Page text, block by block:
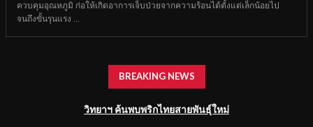
ควบคุมอุณหภูมิ ก่อให้เกิดอาการเจ็บป่วยจากความร้อนได้ตั้งแต่เล็กน้อยไป
จนถึงขั้นรุนแรง ...
BREAKING NEWS
วิทยาฯ ค้นพบพริกไทยสายพันธุ์ใหม่